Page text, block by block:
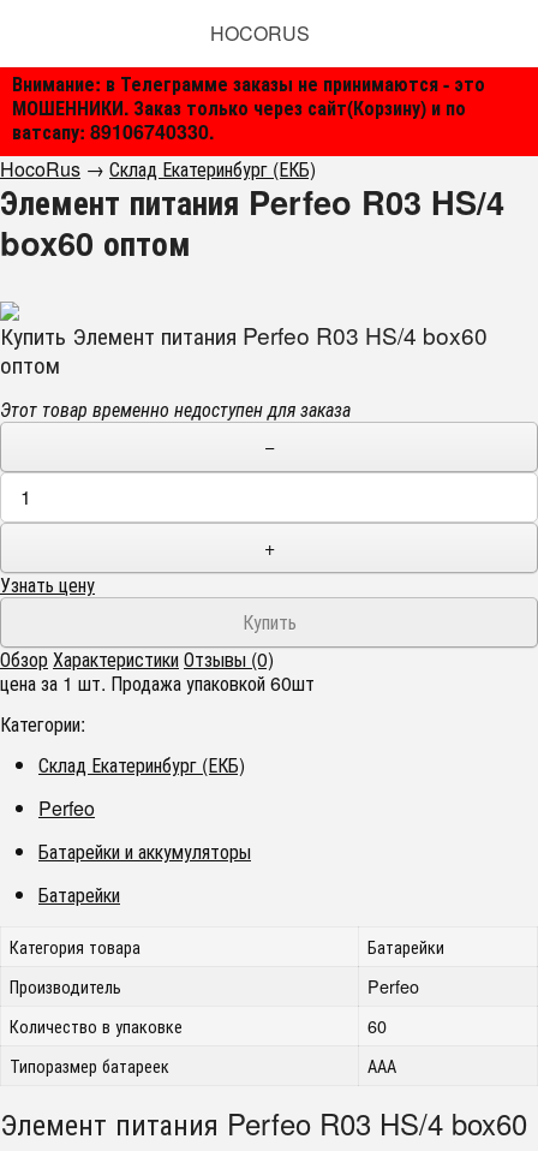
Внимание: в Телеграмме заказы не принимаются - это
МОШЕННИКИ. Заказ только через сайт(Корзину) и по
ватсапу: 89106740330.
HOCORUS
HocoRus → Склад Екатеринбург (ЕКБ)
Элемент питания Perfeo R03 HS/4
box60 оптом
Купить Элемент питания Perfeo R03 HS/4 box60
оптом
Этот товар временно недоступен для заказа
−
+
Узнать цену
ОбзорХарактеристикиОтзывы (0)
цена за 1 шт. Продажа упаковкой 60шт
Категории:
Склад Екатеринбург (ЕКБ)
Perfeo
Батарейки и аккумуляторы
Батарейки
Категория товара
Батарейки
Производитель
Perfeo
Количество в упаковке
60
Типоразмер батареек
ААА
Элемент питания Perfeo R03 HS/4 box60